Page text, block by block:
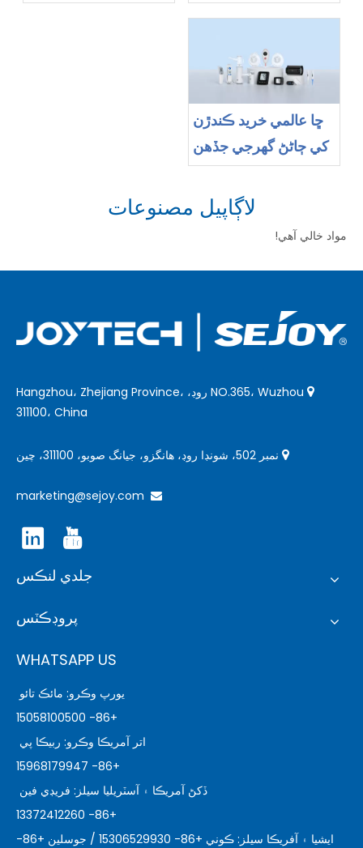
وٺڻ گهرجي جڏهن پلس
کي چونڊيو وڃي
مريضن جي نگراني لاءِ
ڇا عالمي خريد ڪندڙن
کي ڄاڻڻ گهرجي جڏهن
چين کان ميڊيڪل
ڊوائيسز جو سورسنگلاڳاپيل مصنوعات
مواد خالي آهي!

NO.365، Wuzhou روڊ، Hangzhou، Zhejiang Province،
311100، China
 نمبر 502، شونڊا روڊ، هانگزو، جيانگ صوبو، 311100، چين

marketing@sejoy.com
جلدي لنڪس
پروڊڪٽس
WHATSAPP US
يورپ وڪرو: مائڪ تائو
+86- 15058100500
اتر آمريڪا وڪرو: ربيڪا پي
+86- 15968179947
ڏکڻ آمريڪا ۽ آسٽريليا سيلز: فريڊي فين
+86- 13372412260
ايشيا ۽ آفريڪا سيلز: ڪوني +86- 15306529930 / جوسلين +86-